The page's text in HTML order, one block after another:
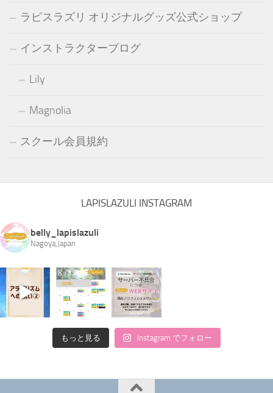
ラピスラズリ オリジナルグッズ公式ショップ
インストラクターブログ
Lily
Magnolia
スクール会員規約
LAPISLAZULI INSTAGRAM
belly_lapislazuli
Nagoya,Japan
もっと見る Instagram でフォロー